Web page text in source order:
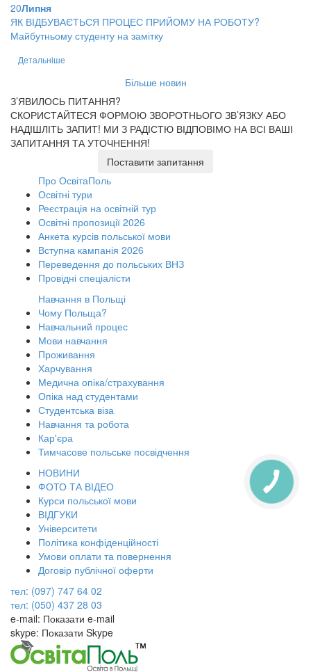
20Липня
ЯК ВІДБУВАЄТЬСЯ ПРОЦЕС ПРИЙОМУ НА РОБОТУ?
Майбутньому студенту на замітку
Детальніше
Більше новин
З’ЯВИЛОСЬ ПИТАННЯ?
СКОРИСТАЙТЕСЯ ФОРМОЮ ЗВОРОТНЬОГО ЗВ’ЯЗКУ АБО
НАДІШЛІТЬ ЗАПИТ! МИ З РАДІСТЮ ВІДПОВІМО НА ВСІ ВАШІ
ЗАПИТАННЯ ТА УТОЧНЕННЯ!
Поставити запитання
Про ОсвітаПоль
Освітні тури
Реєстрація на освітній тур
Освітні пропозиції 2026
Анкета курсів польської мови
Вступна кампанія 2026
Переведення до польських ВНЗ
Провідні спеціалісти
Навчання в Польщі
Чому Польща?
Навчальний процес
Мови навчання
Проживання
Харчування
Медична опіка/страхування
Опіка над студентами
Студентська віза
Навчання та робота
Кар'єра
Тимчасове польське посвідчення
НОВИНИ
ФОТО ТА ВІДЕО
Курси польської мови
ВІДГУКИ
Університети
Політика конфіденційності
Умови оплати та повернення
Договір публічної оферти
тел: (097) 747 64 02
тел: (050) 437 28 03
e-mail: Показати e-mail
skype: Показати Skype
КНОПКА
ЗВ'ЯЗКУ